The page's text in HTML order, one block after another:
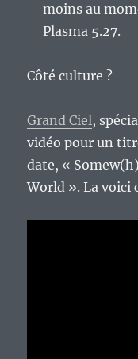
moins au
Plasma 5.27.
Côté culture ?
Grand Ciel,
vidéo pour un
date, «
World ». La voici